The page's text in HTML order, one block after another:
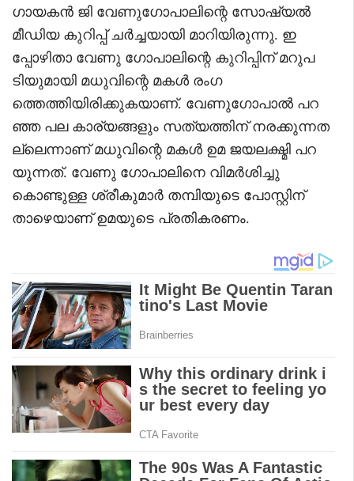
ഗായകൻ ജി വേണുഗോപാലിന്റെ സോഷ്യൽ
മീഡിയ കുറിപ്പ് ചർച്ചയായി മാറിയിരുന്നു. ഇ
പ്പോഴിതാ വേണു ഗോപാലിന്റെ കുറിപ്പിന് മറുപ
ടിയുമായി മധുവിന്റെ മകൾ രംഗ
ത്തെത്തിയിരിക്കുകയാണ്. വേണുഗോപാൽ പറ
ഞ്ഞ പല കാര്യങ്ങളും സത്യത്തിന് നരക്കുന്നത
ല്ലെന്നാണ് മധുവിന്റെ മകൾ ഉമ ജയലക്ഷ്മി പറ
യുന്നത്. വേണു ഗോപാലിനെ വിമർശിച്ചു
കൊണ്ടുള്ള ശ്രീകുമാർ തമ്പിയുടെ പോസ്റ്റിന്
താഴെയാണ് ഉമയുടെ പ്രതികരണം.